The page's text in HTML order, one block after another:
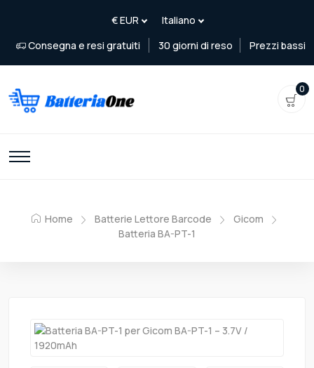
Consegna e resi gratuiti 30 giorni di reso Prezzi bassi
0
Home Batterie Lettore Barcode
Gicom
Batteria BA-PT-1